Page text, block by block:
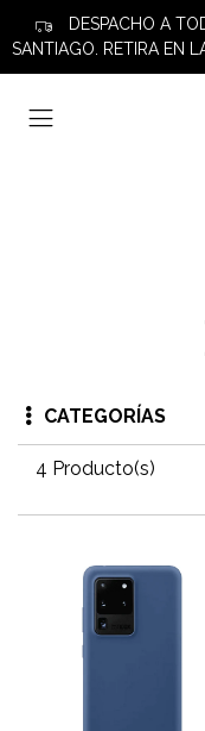
DESPACHO A
SANTIAGO. RETIRA EN
CATEGORÍAS
4 Producto(s)